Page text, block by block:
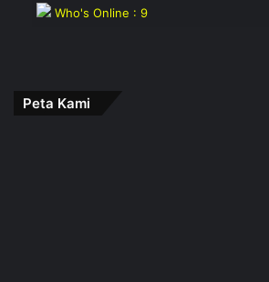
Who's Online : 9
Peta Kami